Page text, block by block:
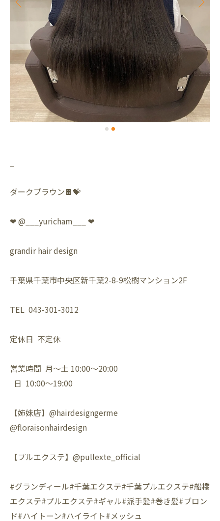
ダークブラウン🍫💝
❤︎ @___yuricham___ ❤︎
grandir hair design
千葉県千葉市中央区新千葉2-8-9松樹マンション2F
TEL 043-301-3012
定休日 不定休
営業時間 月〜土 10:00〜20:00
日 10:00〜19:00
【姉妹店】@hairdesigngerme
@floraisonhairdesign
【プルエクステ】@pullexte_official
#グランディール#千葉エクステ#千葉プルエクステ#船橋
エクステ#プルエクステ#ギャル#派手髪#巻き髪#ブロン
ド#ハイトーン#ハイライト#メッシュ